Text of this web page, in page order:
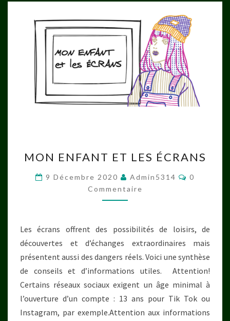
ENFANT
ET
LES
ÉCRANS
MON ENFANT ET LES ÉCRANS
9 Décembre 2020 Admin5314
0
Commentaire
Les écrans offrent des possibilités de loisirs, de
découvertes et d’échanges extraordinaires mais
présentent aussi des dangers réels. Voici une synthèse
de conseils et d’informations utiles. Attention!
Certains réseaux sociaux exigent un âge minimal à
l’ouverture d’un compte : 13 ans pour Tik Tok ou
Instagram, par exemple.Attention aux informations